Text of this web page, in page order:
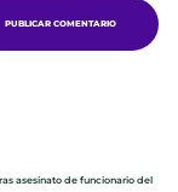
asesinato de funcionario del